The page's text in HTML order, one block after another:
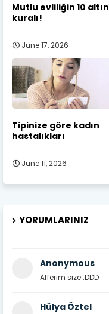
Mutlu evliliğin 10 altın
kuralı!
June 17, 2026
Tipinize göre kadın
hastalıkları
June 11, 2026
YORUMLARINIZ
Anonymous
Afferim size :DDD
Hülya Öztel